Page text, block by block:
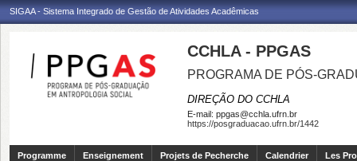
SIGAA - Sistema Integrado de Gestão de Atividades Acadêmicas
CCHLA - PPGAS
PROGRAMA DE PÓS-
DIREÇÃO DO CCHLA
E-mail: ppgas@cchla.ufrn.br
https://posgraduacao.ufrn.br/1442
Programme Enseignement Projets de Pecherche Calendrier Les